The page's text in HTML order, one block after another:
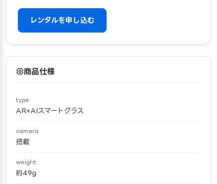
レンタルを申し込む
商品仕様
type
AR+AIスマートグラス
camera
搭載
weight
約49g